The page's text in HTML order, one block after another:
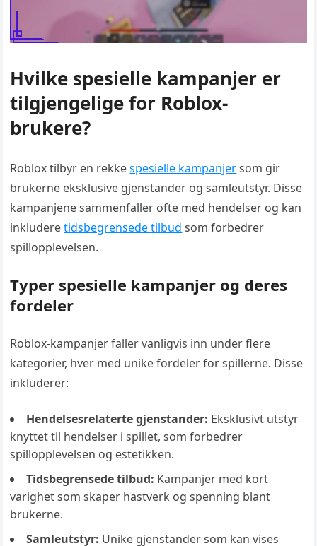
Hvilke spesielle kampanjer er
tilgjengelige for Roblox-
brukere?
Roblox tilbyr en rekkespesielle kampanjersom gir
brukerne eksklusive gjenstander og samleutstyr. Disse
kampanjene sammenfaller ofte med hendelser og kan
inkluderetidsbegrensede tilbud som forbedrer
spillopplevelsen.
Typer spesielle kampanjer og deres
fordeler
Roblox-kampanjer faller vanligvis inn under flere
kategorier, hver med unike fordeler for spillerne. Disse
inkluderer:
Hendelsesrelaterte gjenstander: Eksklusivt utstyr
knyttet til hendelser i spillet, som forbedrer
spillopplevelsen og estetikken.
Tidsbegrensede tilbud: Kampanjer med kort
varighet som skaper hastverk og spenning blant
brukerne.
Samleutstyr: Unike gjenstander som kan vises